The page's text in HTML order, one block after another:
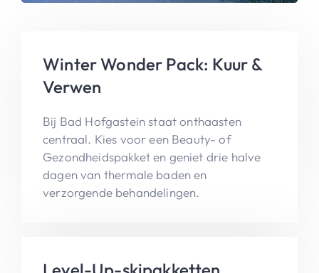
Winter Wonder Pack: Kuur &
Verwen
Bij Bad Hofgastein staat onthaasten
centraal. Kies voor een Beauty- of
Gezondheidspakket en geniet drie halve
dagen van thermale baden en
verzorgende behandelingen.